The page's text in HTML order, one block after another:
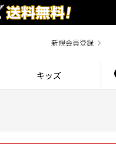
新規会員登録
キッズ